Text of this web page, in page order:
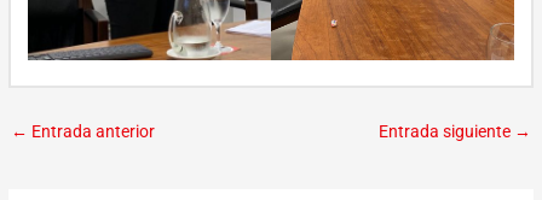
← Entrada anterior Entrada siguiente →